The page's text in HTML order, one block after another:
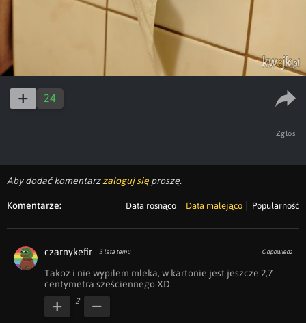
24
Zgłoś
Aby dodać komentarzzaloguj się proszę.
Komentarze: Data rosnąco Data malejąco Popularność
czarnykefir 3 lata temu Odpowiedz
Takoż i nie wypiłem mleka, w kartonie jest jeszcze 2,7
centymetra sześciennego XD
2